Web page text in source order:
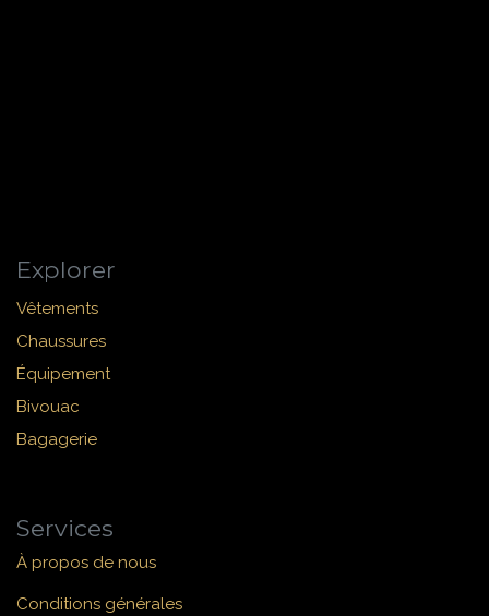
Explorer
Vêtements
Chaussures
Équipement
Bivouac
Bagagerie
Services
À propos de nous
Conditions générales